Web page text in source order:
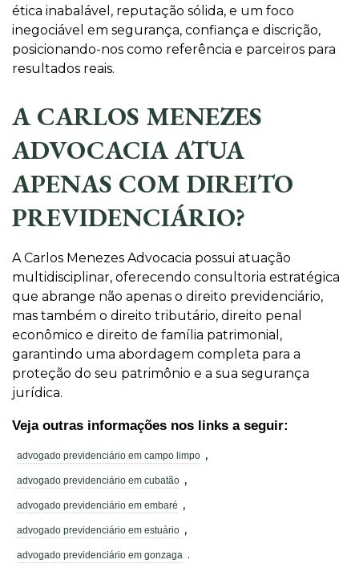
ética inabalável, reputação sólida, e um foco
inegociável em segurança, confiança e discrição,
posicionando-nos como referência e parceiros para
resultados reais.
A CARLOS MENEZES
ADVOCACIA ATUA
APENAS COM DIREITO
PREVIDENCIÁRIO?
A Carlos Menezes Advocacia possui atuação
multidisciplinar, oferecendo consultoria estratégica
que abrange não apenas o direito previdenciário,
mas também o direito tributário, direito penal
econômico e direito de família patrimonial,
garantindo uma abordagem completa para a
proteção do seu patrimônio e a sua segurança
jurídica.
Veja outras informações nos links a seguir:
advogado previdenciário em campo limpo ,
advogado previdenciário em cubatão ,
advogado previdenciário em embaré ,
advogado previdenciário em estuário ,
advogado previdenciário em gonzaga .